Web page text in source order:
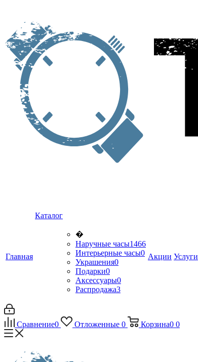
Главная
Каталог
�
Наручные часы1466
Интерьерные часы0
Украшения0
Подарки0
Аксессуары0
Распродажа3
Акции Услуги
Сравнение0 Отложенные 0 Корзина0 0